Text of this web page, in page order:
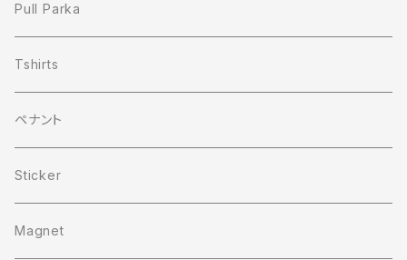
Pull Parka
Tshirts
ペナント
Sticker
Magnet